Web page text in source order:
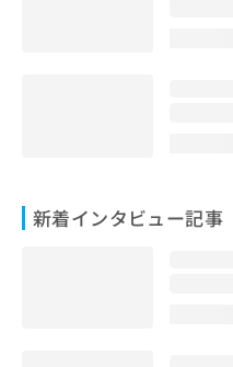
新着インタビュー記事